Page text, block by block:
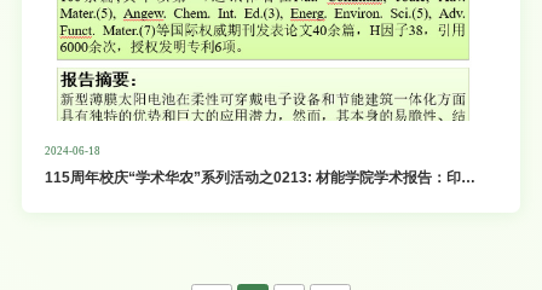
2024-06-18
115周年校庆“学术华农”系列活动之0213: 材能学院学术报告：印刷